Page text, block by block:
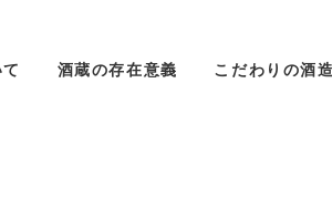
酒蔵の存在意義 こだわりの酒